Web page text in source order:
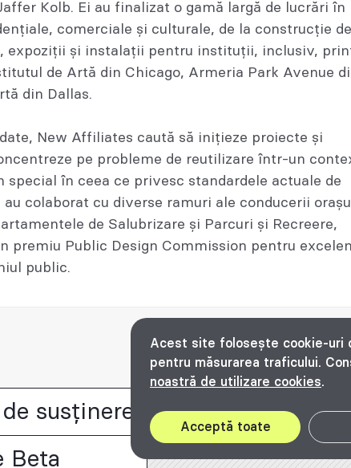
Kolb. Ei au finalizat o gamă largă de lucrări în
comerciale și culturale, de la construcție
expoziții și instalații pentru instituții, inclusiv,
de Artă din Chicago, Armeria Park Avenue
din Dallas.
New Affiliates caută să inițieze proiecte și
pe probleme de reutilizare într-un
special în ceea ce privesc standardele actuale de
colaborat cu diverse ramuri ale conducerii
de Salubrizare și Parcuri și Recreere,
premiu Public Design Commission pentru
public.
Acest site folosește cookie-uri
pentru măsurarea traficului.
noastră de utilizare cookies.
Acceptă toate
susținere
Beta
2016 - 2026. All rights reserved.